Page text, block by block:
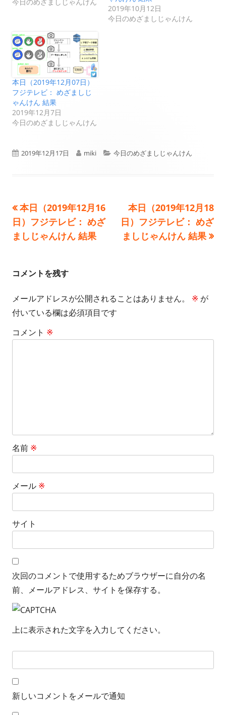
今日のめざましじゃんけん
2019年10月12日
今日のめざましじゃんけん
本日（2019年12月07日）
フジテレビ： めざましじ
ゃんけん 結果
2019年12月7日
今日のめざましじゃんけん
公
2019年12月17日
作
miki
カ
今日のめざましじゃんけん
投
稿
ビ
ゲ
ー
シ
前
の
記
本日（2019年12月16
日）フジテレビ： めざ
ましじゃんけん 結果
次
の
記
本日（2019年12月18
日）フジテレビ： めざ
ましじゃんけん 結果
コメントを残す
メールアドレスが公開されることはありません。 ※ が
付いている欄は必須項目です
コメント ※
名前 ※
メール ※
サイト
次回のコメントで使用するためブラウザーに自分の名
前、メールアドレス、サイトを保存する。
上に表示された文字を入力してください。
新しいコメントをメールで通知